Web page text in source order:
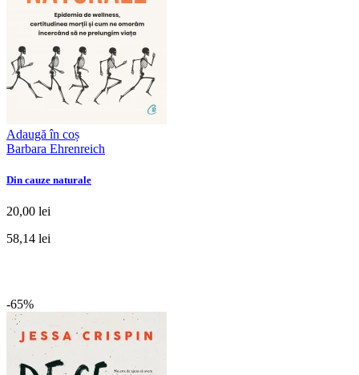
Adaugă în coș
Barbara Ehrenreich
Din cauze naturale
20,00 lei
58,14 lei
-65%